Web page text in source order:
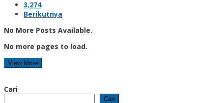
3,274
Berikutnya
No More Posts Available.
No more pages to load.
View More
Cari
Cari